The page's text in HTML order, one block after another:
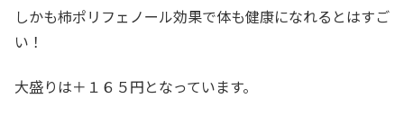
しかも柿ポリフェノール効果で体も健康になれるとはすご
い！
大盛りは＋１６５円となっています。